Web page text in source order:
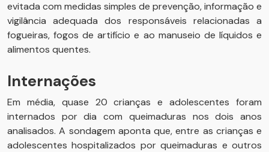
evitada com medidas simples de prevenção, informação e
vigilância adequada dos responsáveis relacionadas a
fogueiras, fogos de artifício e ao manuseio de líquidos e
alimentos quentes.
Internações
Em média, quase 20 crianças e adolescentes foram
internados por dia com queimaduras nos dois anos
analisados. A sondagem aponta que, entre as crianças e
adolescentes hospitalizados por queimaduras e outros